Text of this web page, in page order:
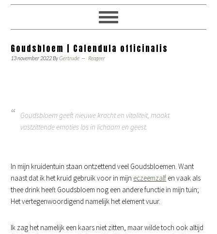
Goudsbloem | Calendula officinalis
13 november 2022ByGertrude Reageer
Goudsbloem geeft nieuwe kracht en vitaliteit, maakt
vastzittende emoties los in lichaam en geest.
In mijn kruidentuin staan ontzettend veel Goudsbloemen. Want
naast dat ik het kruid gebruik voor in mijn eczeemzalf en vaak als
thee drink heeft Goudsbloem nog een andere functie in mijn tuin;
Het vertegenwoordigend namelijk het element vuur.
Ik zag het namelijk een kaars niet zitten, maar wilde toch ook altijd